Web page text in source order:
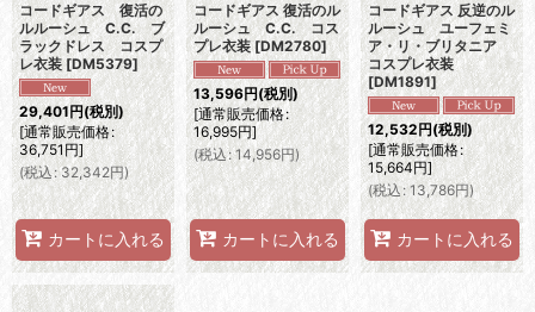
コードギアス 復活の
ルルーシュ C.C. ブ
ラックドレス コスプ
レ衣装 [DM5379]
29,401円(税別)
[通常販売価格:
36,751円]
(税込 : 32,342円)
カートに入れる
コードギアス 復活のル
ルーシュ C.C. コス
プレ衣装 [DM2780]
13,596円(税別)
[通常販売価格:
16,995円]
(税込: 14,956円)
カートに入れる
コードギアス 反逆のル
ルーシュ ユーフェミ
ア・リ・ブリタニア
コスプレ衣装
[DM1891]
12,532円(税別)
[通常販売価格:
15,664円]
(税込 : 13,786円)
カートに入れる